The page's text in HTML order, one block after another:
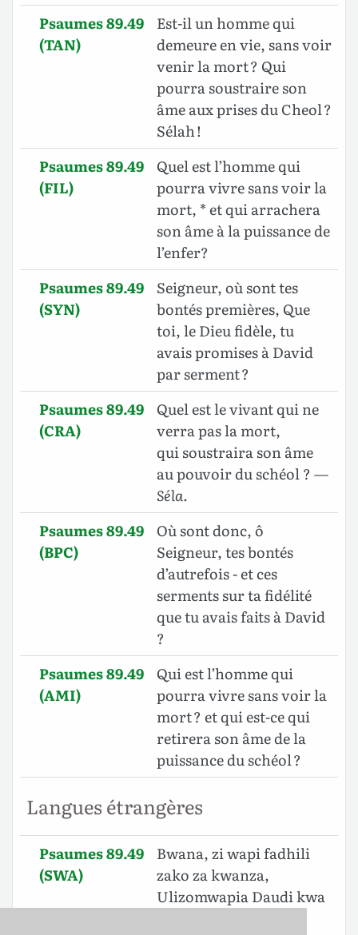
Psaumes 89.49
(TAN)
Est-il un homme qui
demeure en vie, sans voir
venir la mort ? Qui
pourra soustraire son
âme aux prises du Cheol ?
Sélah !
Psaumes 89.49
(FIL)
Quel est l’homme qui
pourra vivre sans voir la
mort, * et qui arrachera
son âme à la puissance de
l’enfer?
Psaumes 89.49
(SYN)
Seigneur, où sont tes
bontés premières, Que
toi, le Dieu fidèle, tu
avais promises à David
par serment ?
Psaumes 89.49
(CRA)
Quel est le vivant qui ne
verra pas la mort,
qui soustraira son âme
au pouvoir du schéol ? —
Séla.
Psaumes 89.49
(BPC)
Où sont donc, ô
Seigneur, tes bontés
d’autrefois - et ces
serments sur ta fidélité
que tu avais faits à David
?
Psaumes 89.49
(AMI)
Qui est l’homme qui
pourra vivre sans voir la
mort ? et qui est-ce qui
retirera son âme de la
puissance du schéol ?
Langues étrangères
Psaumes 89.49
(SWA)
Bwana, zi wapi fadhili
zako za kwanza,
Ulizomwapia Daudi kwa